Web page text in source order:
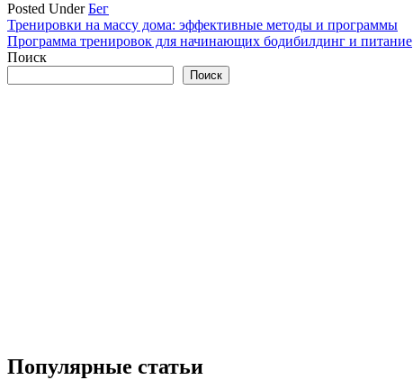
Posted UnderБег
Навигация
по
Тренировки на массу дома: эффективные методы и программы
Программа тренировок для начинающих бодибилдинг и питание
Поиск
Поиск
Популярные статьи